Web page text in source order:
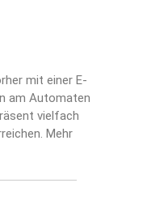
mit einer E-
am Automaten
vielfach
Mehr